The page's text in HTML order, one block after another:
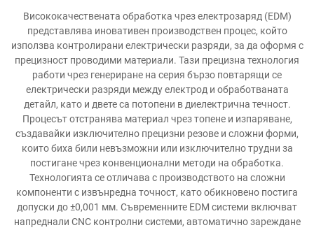
Висококачествената обработка чрез електрозаряд (EDM)
представлява иновативен производствен процес, който
използва контролирани електрически разряди, за да оформя с
прецизност проводими материали. Тази прецизна технология
работи чрез генериране на серия бързо повтарящи се
електрически разряди между електрод и обработваната
детайл, като и двете са потопени в диелектрична течност.
Процесът отстранява материал чрез топене и изпаряване,
създавайки изключително прецизни резове и сложни форми,
които биха били невъзможни или изключително трудни за
постигане чрез конвенционални методи на обработка.
Технологията се отличава с производството на сложни
компоненти с извънредна точност, като обикновено постига
допуски до ±0,001 мм. Съвременните EDM системи включват
напреднали CNC контролни системи, автоматично зареждане